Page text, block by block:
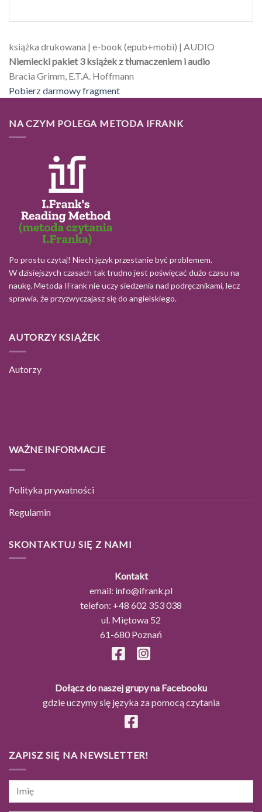
książka drukowana | e-book (epub+mobi) | AUDIO
Niemiecki pakiet 3 książek z tłumaczeniem i audio
Bracia Grimm, E.T.A. Hoffmann
Pobierz darmowy fragment
NA CZYM POLEGA METODA IFRANK
Po prostu czytaj! Niech język przestanie być problemem.
W dzisiejszych czasach tak trudno jest poświęcać dużo czasu na
naukę. Metoda IFrank nie uczy siedzenia nad podręcznikami, lecz
sprawia, że przyzwyczajasz się do angielskiego.
AUTORZY KSIĄŻEK
Autorzy
WAŻNE INFORMACJE
Polityka prywatności
Regulamin
SKONTAKTUJ SIĘ Z NAMI
Kontakt
email: info@ifrank.pl
telefon: +48 602 353 038
ul. Miętowa 52
61-680 Poznań
Dołącz do naszej grupy na Facebooku
gdzie uczymy się języka za pomocą czytania
ZAPISZ SIĘ NA NEWSLETTER!